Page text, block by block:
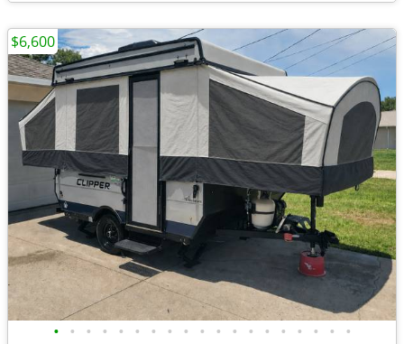
• • • • • • • • • • • • • • • • • • •
$6,600